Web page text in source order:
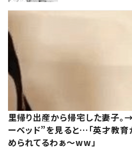
里帰り出産から帰宅した妻子
ーベッド”を見ると…「英才教育
められてるわぁ～ww」